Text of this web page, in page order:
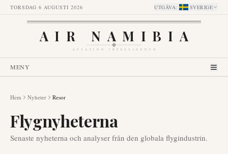
TORSDAG 6 AUGUSTI 2026 UTGÅVA: SVERIGE
AIR NAMIBIA
AVIATION INTELLIGENCE
MENY
Hem Nyheter Resor
Flygnyheterna
Senaste nyheterna och analyser från den globala flygindustrin.